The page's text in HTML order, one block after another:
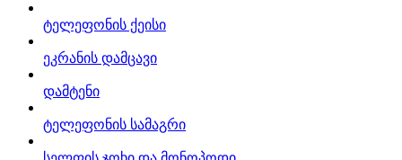
ტელეფონის ქეისი
ეკრანის დამცავი
დამტენი
ტელეფონის სამაგრი